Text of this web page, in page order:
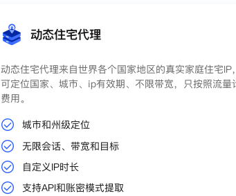
动态住宅代理
动态住宅代理来自世界各个国家地区的真实家庭住宅IP
可定位国家、城市、ip有效期、不限带宽，只按照流量
费用。
城市和州级定位
无限会话、带宽和目标
自定义IP时长
支持API和账密模式提取